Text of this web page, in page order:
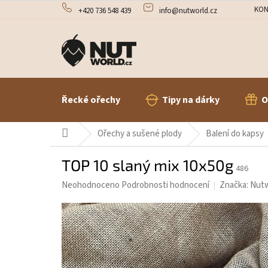
+420 736 548 439 info@nutworld.cz
Řecké ořechy Tipy na dárky
Domů Ořechy a sušené plody Balení do kapsy
TOP 10 slaný mix 10x50g 486
Průměrné
produktu
je
0,0
z
5
Neohodnoceno Podrobnosti hodnocení Značka: